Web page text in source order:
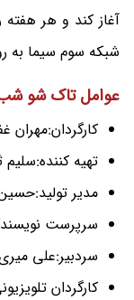
شبکه سوم سیما به
عوامل تاک شو
کارگردان:مهران
تهیه کننده:سلیم
مدیر
سرپرست
سردبیر:علی
کارگردان